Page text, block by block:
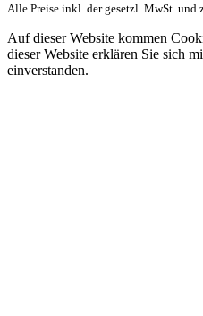
Alle Preise inkl. der gesetzl. MwSt. und
Auf dieser Website kommen
dieser Website erklären Sie sich
einverstanden.